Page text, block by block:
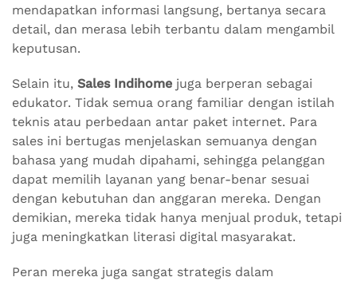
mendapatkan informasi langsung, bertanya secara
detail, dan merasa lebih terbantu dalam mengambil
keputusan.
Selain itu, Sales Indihome juga berperan sebagai
edukator. Tidak semua orang familiar dengan istilah
teknis atau perbedaan antar paket internet. Para
sales ini bertugas menjelaskan semuanya dengan
bahasa yang mudah dipahami, sehingga pelanggan
dapat memilih layanan yang benar-benar sesuai
dengan kebutuhan dan anggaran mereka. Dengan
demikian, mereka tidak hanya menjual produk, tetapi
juga meningkatkan literasi digital masyarakat.
Peran mereka juga sangat strategis dalam